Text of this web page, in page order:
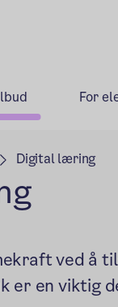
For
Digital læring
ved å
en viktig